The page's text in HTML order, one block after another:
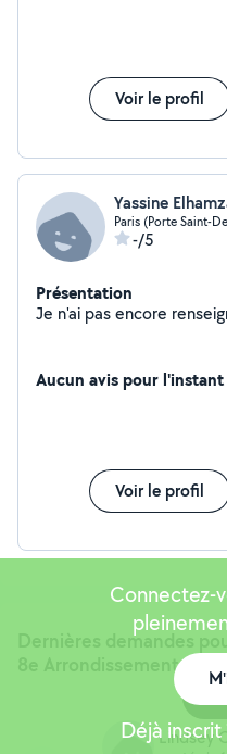
Voir le profil
Yassine
Paris (Porte Saint-
-/5
Présentation
Aucun avis pour l'instant
Voir le profil
Dernières demandes
8e Arrondissement (75)
Lindsey
Connectez-
Déjà